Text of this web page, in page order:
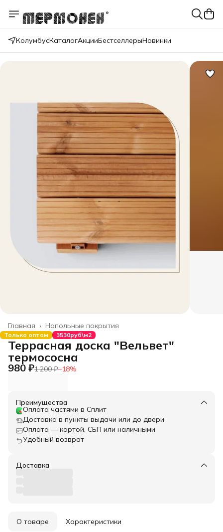
КолумбусКаталогАкцииБестселлерыНовинки
Напольные покрытия
Главная ›
Только оптом 3530руб\м2
Террасная доска "Вельвет"
термососна
980 ₽1 200 ₽−18%
Преимущества
Оплата частями в Сплит
Доставка в пункты выдачи или до двери
Оплата — картой, СБП или наличными
Удобный возврат
Доставка
О товаре Характеристики